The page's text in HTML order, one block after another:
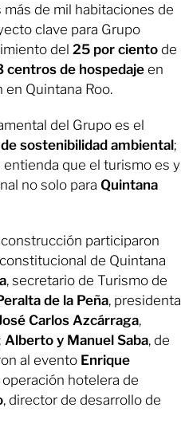
de mil habitaciones de
clave para Grupo
del 25 por ciento de
centros de hospedajeen
Quintana Roo.
del Grupo es el
sostenibilidad ambiental;
que el turismo es y
no solo para Quintana
participaron
de Quintana
, secretario de Turismo de
de la Peña, presidenta
Carlos Azcárraga,
Alberto y Manuel Saba, de
al evento Enrique
hotelera de
, director de desarrollo de